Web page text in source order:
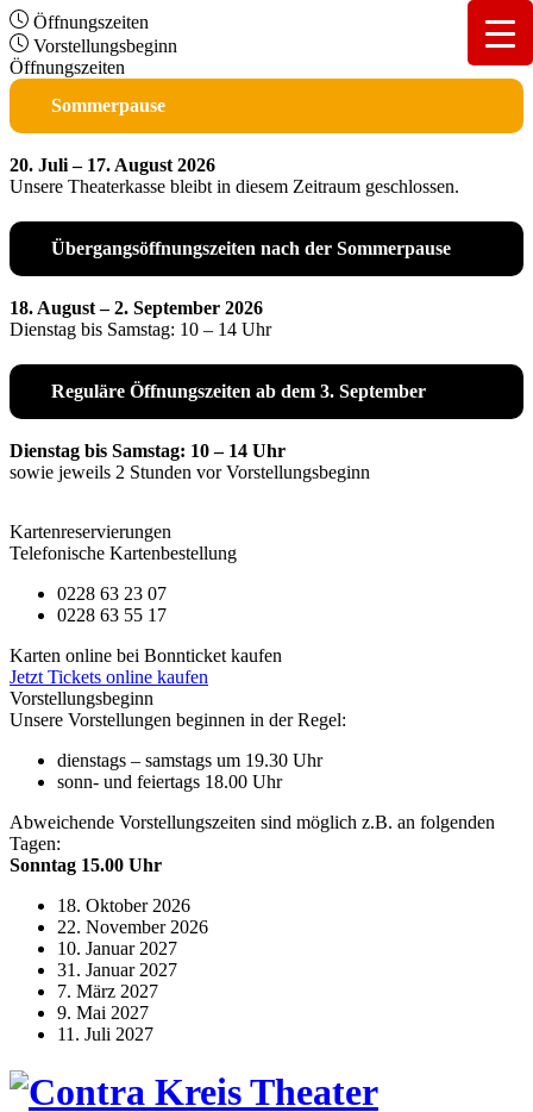
Öffnungszeiten
Vorstellungsbeginn
Öffnungszeiten
Sommerpause
20. Juli – 17. August 2026
Unsere Theaterkasse bleibt in diesem Zeitraum geschlossen.
Übergangsöffnungszeiten nach der Sommerpause
18. August – 2. September 2026
Dienstag bis Samstag: 10 – 14 Uhr
Reguläre Öffnungszeiten ab dem 3. September
Dienstag bis Samstag: 10 – 14 Uhr
sowie jeweils 2 Stunden vor Vorstellungsbeginn
Kartenreservierungen
Telefonische Kartenbestellung
0228 63 23 07
0228 63 55 17
Karten online bei Bonnticket kaufen
Jetzt Tickets online kaufen
Vorstellungsbeginn
Unsere Vorstellungen beginnen in der Regel:
dienstags – samstags um 19.30 Uhr
sonn- und feiertags 18.00 Uhr
Abweichende Vorstellungszeiten sind möglich z.B. an folgenden
Tagen:
Sonntag 15.00 Uhr
18. Oktober 2026
22. November 2026
10. Januar 2027
31. Januar 2027
7. März 2027
9. Mai 2027
11. Juli 2027